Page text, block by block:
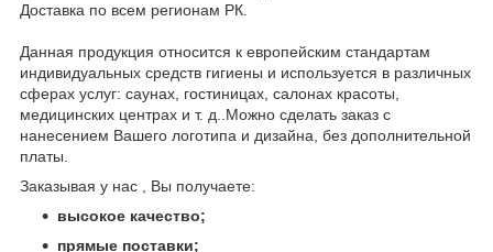
Доставка по всем регионам РК.
Данная продукция относится к европейским стандартам
индивидуальных средств гигиены и используется в различных
сферах услуг: саунах, гостиницах, салонах красоты,
медицинских центрах и т. д..Можно сделать заказ с
нанесением Вашего логотипа и дизайна, без дополнительной
платы.
Заказывая у нас , Вы получаете:
высокое качество;
прямые поставки;